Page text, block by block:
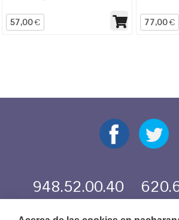
57,00€ 77,00€
948.52.00.40